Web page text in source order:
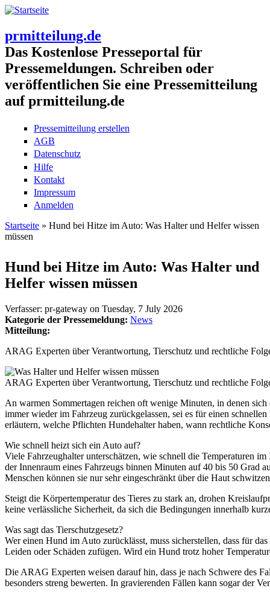
prmitteilung.de
Das Kostenlose Presseportal für
Pressemeldungen. Schreiben oder
veröffentlichen Sie eine Pressemitteilung
auf prmitteilung.de
Pressemitteilung erstellen
AGB
Datenschutz
Hilfe
Kontakt
Impressum
Anmelden
Sie sind hier
Startseite » Hund bei Hitze im Auto: Was Halter und Helfer wissen
müssen
Hund bei Hitze im Auto: Was Halter und
Helfer wissen müssen
Verfasser: pr-gateway on Tuesday, 7 July 2026
Kategorie der Pressemeldung: News
Mitteilung:
ARAG Experten über Verantwortung, Tierschutz und rechtliche
ARAG Experten über Verantwortung, Tierschutz und rechtliche
An warmen Sommertagen reichen oft wenige Minuten, in denen
immer wieder im Fahrzeug zurückgelassen, sei es für einen
erläutern, welche Pflichten Hundehalter haben, wann rechtliche
Wie schnell heizt sich ein Auto auf?
Viele Fahrzeughalter unterschätzen, wie schnell die Temperaturen
der Innenraum eines Fahrzeugs binnen Minuten auf 40 bis 50 Grad
Menschen können sie nur sehr eingeschränkt über die Haut
Steigt die Körpertemperatur des Tieres zu stark an, drohen
keine verlässliche Sicherheit, da sich die Bedingungen innerhalb
Was sagt das Tierschutzgesetz?
Wer einen Hund im Auto zurücklässt, muss sicherstellen, dass für
Leiden oder Schäden zufügen. Wird ein Hund trotz hoher
Die ARAG Experten weisen darauf hin, dass je nach Schwere des
besonders streng bewerten. In gravierenden Fällen kann sogar der